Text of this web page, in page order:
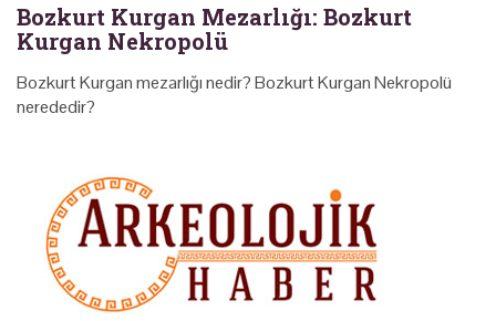
Bozkurt Kurgan Mezarlığı: Bozkurt
Kurgan Nekropolü
Bozkurt Kurgan mezarlığı nedir? Bozkurt Kurgan Nekropolü
nerededir?